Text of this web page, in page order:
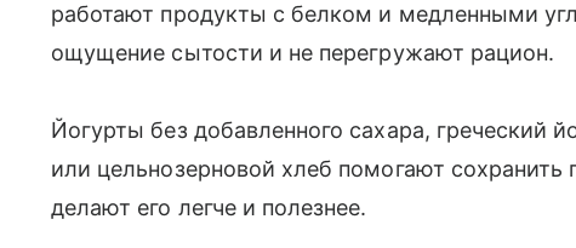
работают продукты с белком и медленными
ощущение сытости и не перегружают рацион.
Йогурты без добавленного сахара, греческий
или цельнозерновой хлеб помогают
делают его легче и полезнее.